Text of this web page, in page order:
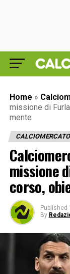
Home »
missione di
mente
CALCIOMERCATO
missione
corso,
Published
By